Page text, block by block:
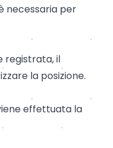
necessaria per
registrata, il
la posizione.
effettuata la